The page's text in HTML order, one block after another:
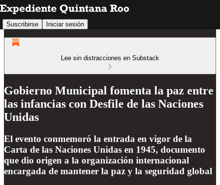
Suscribirse Iniciar sesión
Lee sin distracciones en Substack
Gobierno Municipal fomenta la paz entre
las infancias con Desfile de las Naciones
Unidas
El evento conmemoró la entrada en vigor de la
Carta de las Naciones Unidas en 1945, documento
que dio origen a la organización internacional
encargada de mantener la paz y la seguridad global